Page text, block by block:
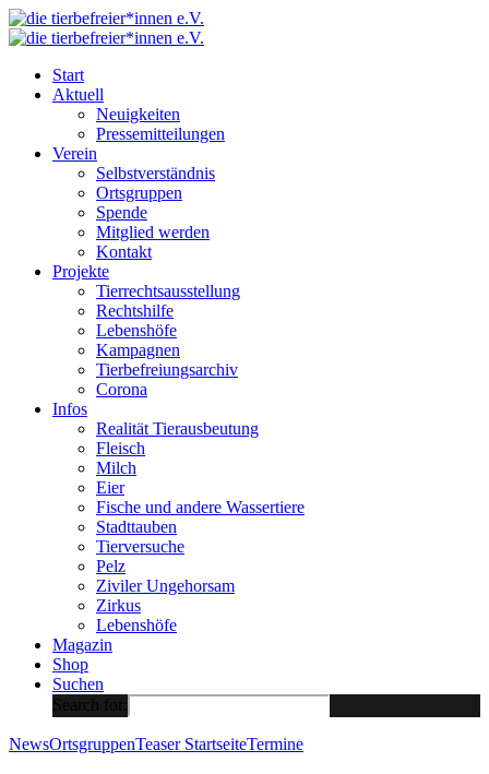
Start
Aktuell
Neuigkeiten
Pressemitteilungen
Verein
Selbstverständnis
Ortsgruppen
Spende
Mitglied werden
Kontakt
Projekte
Tierrechtsausstellung
Rechtshilfe
Lebenshöfe
Kampagnen
Tierbefreiungsarchiv
Corona
Infos
Realität Tierausbeutung
Fleisch
Milch
Eier
Fische und andere Wassertiere
Stadttauben
Tierversuche
Pelz
Ziviler Ungehorsam
Zirkus
Lebenshöfe
Magazin
Shop
Suchen
Search for:
NewsOrtsgruppenTeaser StartseiteTermine